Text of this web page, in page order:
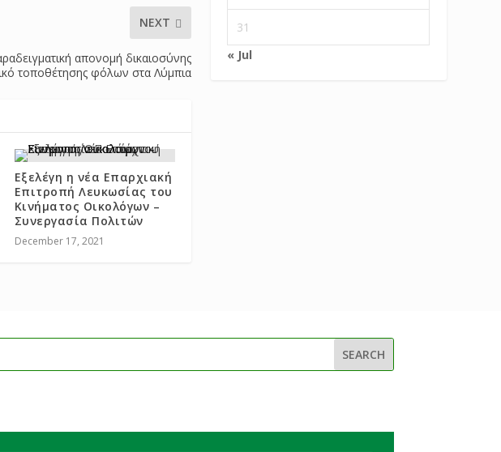
NEXT
απονομή δικαιοσύνης
τοποθέτησης φόλων στα Λύμπια
Εξελέγη η νέα Επαρχιακή
Επιτροπή Λευκωσίας του
Κινήματος Οικολόγων –
Συνεργασία Πολιτών
December 17, 2021
31
« Jul